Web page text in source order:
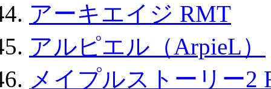
アーキエイジ RMT
アルピエル（ArpieL）
メイプルストーリー2